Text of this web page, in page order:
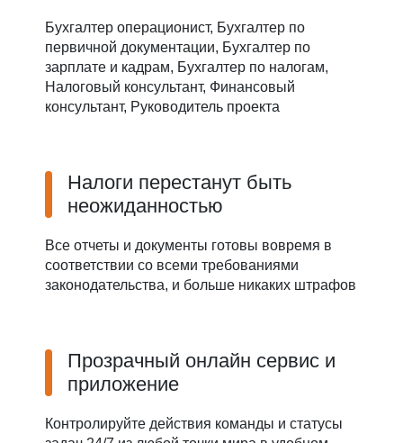
Бухгалтер операционист, Бухгалтер по
первичной документации, Бухгалтер по
зарплате и кадрам, Бухгалтер по налогам,
Налоговый консультант, Финансовый
консультант, Руководитель проекта
Налоги перестанут быть
неожиданностью
Все отчеты и документы готовы вовремя в
соответствии со всеми требованиями
законодательства, и больше никаких штрафов
Прозрачный онлайн сервис и
приложение
Контролируйте действия команды и статусы